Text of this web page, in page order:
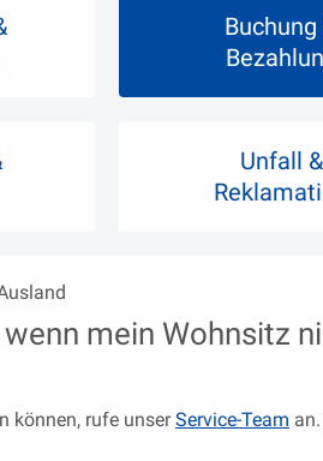
Buchung
Unfall &
mein Wohnsitz
können, rufe unserService-Team